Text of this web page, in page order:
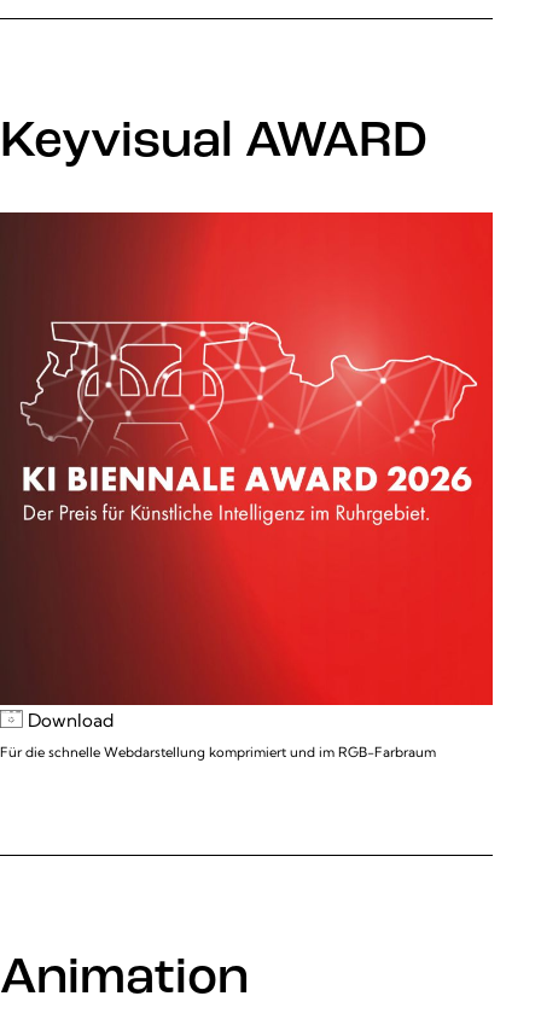
Keyvisual AWARD
Download
Für die schnelle Webdarstellung komprimiert und im RGB-Farbraum
Animation